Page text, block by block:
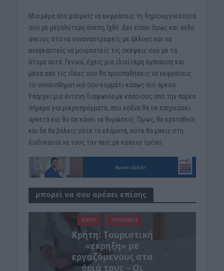
Μια μέρα που μπορείς να εκφράσεις τη δημιουργικότητά
σου με μεγαλύτερη άνεση, Ιχθύ. Δεν είσαι όμως και πολύ
άνετος στο να συναναστραφείς με άλλους και να
αναγκαστείς να μοιραστείς τις σκέψεις σου με τα
άτομα αυτά. Γενικά, έχεις μια ιδιαίτερη έμπνευση και
μέσα από τις ιδέες σου θα προσπαθήσεις να εκφράσεις
το συναισθηματικό σου κομμάτι κάπως πιο άμεσα.
Υπάρχει μια έντονη διαφωνία με κάποιους από την παρέα
σήμερα για μικροπράγματα, που εσένα θα σε επηρεάσει
αρκετά και θα σε κάνει να θυμώσεις. Όμως, θα κρατηθείς
και δε θα βάλεις ούτε τα κλάματα, ούτε θα μπεις στη
διαδικασία να τους την πεις με κάποιο τρόπο.
μπορεί να σου αρέσει επίσης
ΚΡΗΤΗ ΤΟΥΡΙΣΜΟΣ
Κρήτη: Τουριστική
«έκρηξη» με
εργαζόμενους στα
όριά τους – Οι